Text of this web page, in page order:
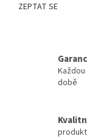
ZEPTAT SE
době